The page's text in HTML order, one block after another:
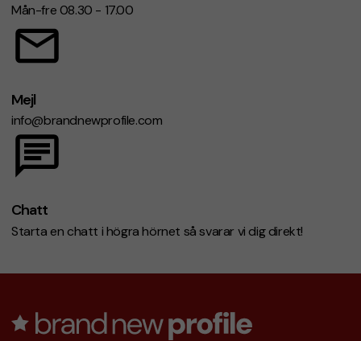
Mån-fre 08.30 - 17.00
Mejl
info@brandnewprofile.com
Chatt
Starta en chatt i högra hörnet så svarar vi dig direkt!